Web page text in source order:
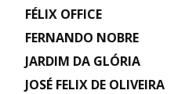
FÉLIX OFFICE
FERNANDO NOBRE
JARDIM DA GLÓRIA
JOSÉ FELIX DE OLIVEIRA